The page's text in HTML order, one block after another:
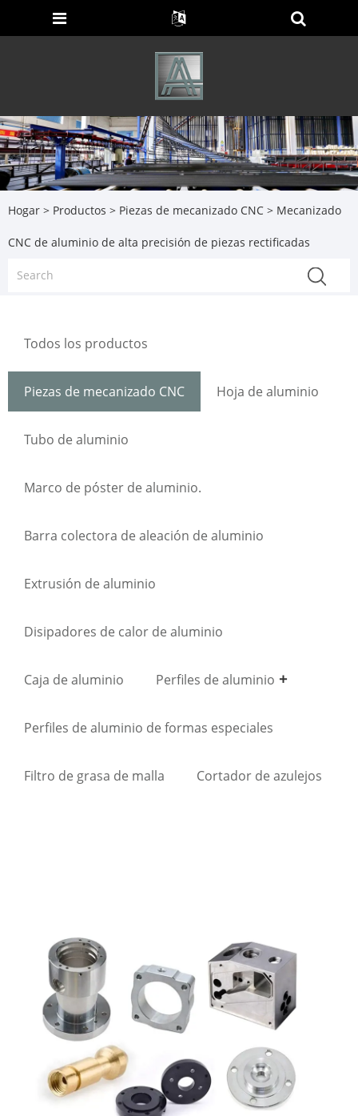
Hogar > Productos > Piezas de mecanizado CNC > Mecanizado
CNC de aluminio de alta precisión de piezas rectificadas
Todos los productos
Piezas de mecanizado CNC Hoja de aluminio
Tubo de aluminio
Marco de póster de aluminio.
Barra colectora de aleación de aluminio
Extrusión de aluminio
Disipadores de calor de aluminio
Caja de aluminio Perfiles de aluminio
Perfiles de aluminio de formas especiales
Filtro de grasa de malla Cortador de azulejos